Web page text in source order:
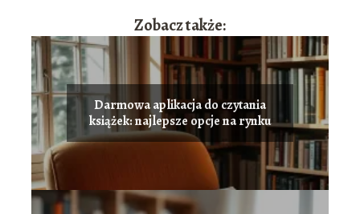
Zobacz także:
Darmowa aplikacja do czytania
książek: najlepsze opcje na rynku